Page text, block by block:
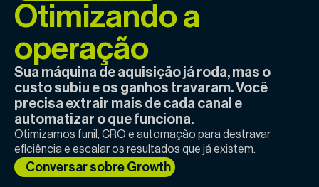
Otimizando a
operação
Sua máquina de aquisição já roda, mas o
custo subiu e os ganhos travaram. Você
precisa extrair mais de cada canal e
automatizar o que funciona.
Otimizamos funil, CRO e automação para destravar
eficiência e escalar os resultados que já existem.
Conversar sobre Growth